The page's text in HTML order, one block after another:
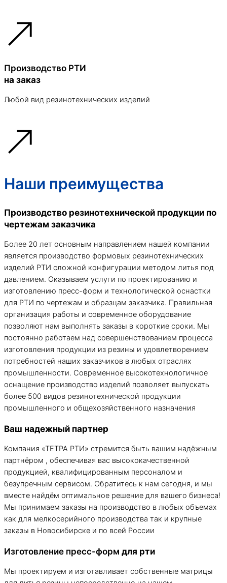
Производство РТИ
на заказ
Любой вид резинотехнических изделий
Наши преимущества
Производство резинотехнической продукции по
чертежам заказчика
Более 20 лет основным направлением нашей компании
является производство формовых резинотехнических
изделий РТИ сложной конфигурации методом литья под
давлением. Оказываем услуги по проектированию и
изготовлению пресс-форм и технологической оснастки
для РТИ по чертежам и образцам заказчика. Правильная
организация работы и современное оборудование
позволяют нам выполнять заказы в короткие сроки. Мы
постоянно работаем над совершенствованием процесса
изготовления продукции из резины и удовлетворением
потребностей наших заказчиков в любых отраслях
промышленности. Современное высокотехнологичное
оснащение производство изделий позволяет выпускать
более 500 видов резинотехнической продукции
промышленного и общехозяйственного назначения
Ваш надежный партнер
Компания «ТЕТРА РТИ» стремится быть вашим надёжным
партнёром , обеспечивая вас высококачественной
продукцией, квалифицированным персоналом и
безупречным сервисом. Обратитесь к нам сегодня, и мы
вместе найдём оптимальное решение для вашего бизнеса!
Мы принимаем заказы на производство в любых объемах
как для мелкосерийного производства так и крупные
заказы в Новосибирске и по всей России
Изготовление пресс-форм для рти
Мы проектируем и изготавливает собственные матрицы